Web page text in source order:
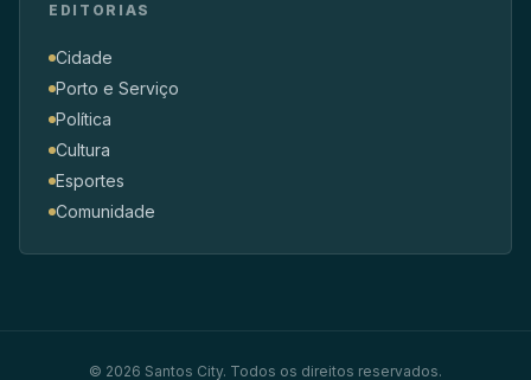
EDITORIAS
Cidade
Porto e Serviço
Política
Cultura
Esportes
Comunidade
© 2026 Santos City. Todos os direitos reservados.